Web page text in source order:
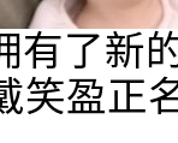
有了新
笑盈正